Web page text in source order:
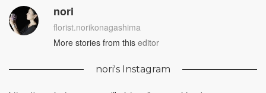
nori
florist.norikonagashima
More stories from this editor
nori's Instagram